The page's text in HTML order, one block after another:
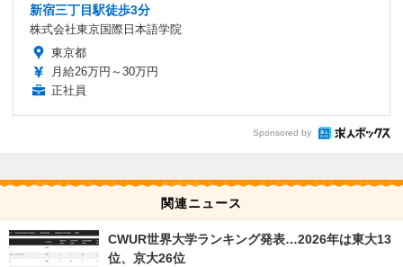
新宿三丁目駅徒歩3分
株式会社東京国際日本語学院
東京都
月給26万円～30万円
正社員
Sponsored by
関連ニュース
CWUR世界大学ランキング発表…2026年は東大13
位、京大26位